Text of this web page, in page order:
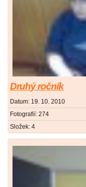
Druhý ročník
Datum: 19. 10. 2010
Fotografií: 274
Složek: 4